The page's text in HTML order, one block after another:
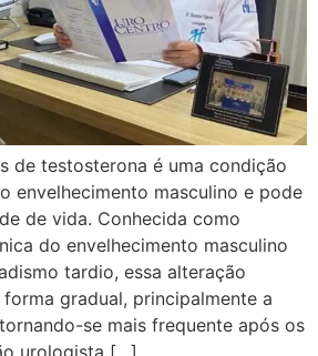
de testosterona é uma condição
envelhecimento masculino e pode
de vida. Conhecida como
do envelhecimento masculino
tardio, essa alteração
gradual, principalmente a
se mais frequente após os